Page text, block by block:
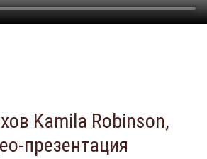
Kamila Robinson,
презентация